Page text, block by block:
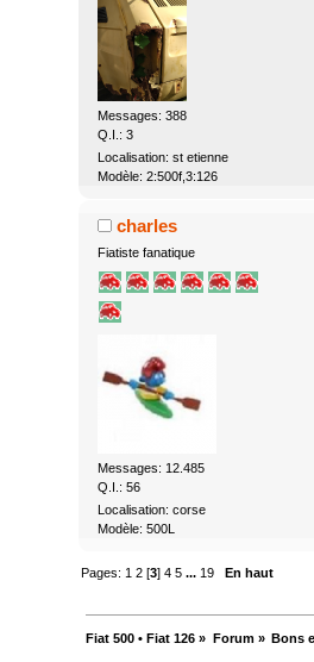
Messages: 388
Q.I.: 3
Localisation: st etienne
Modèle: 2:500f,3:126
charles
Fiatiste fanatique
Messages: 12.485
Q.I.: 56
Localisation: corse
Modèle: 500L
Pages: 1 2 [3]4 5 ... 19 En haut
Fiat 500 • Fiat 126 » Forum» Bons